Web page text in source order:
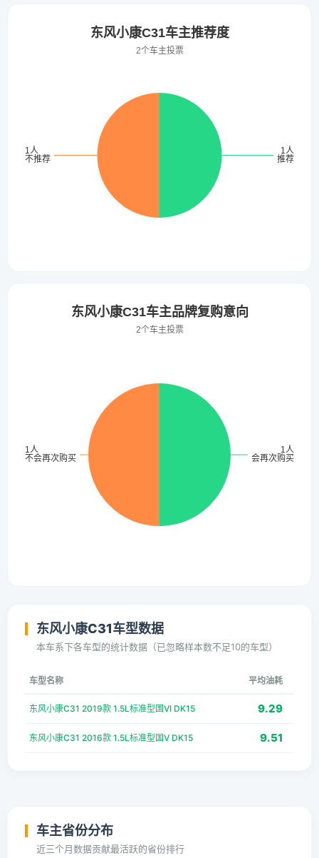
东风小康C31车型数据
本车系下各车型的统计数据（已忽略样本数不足10的车型）
车型名称 平均油耗
东风小康C31 2019款 1.5L标准型国VI DK15 9.29
东风小康C31 2016款 1.5L标准型国V DK15 9.51
车主省份分布
近三个月数据贡献最活跃的省份排行